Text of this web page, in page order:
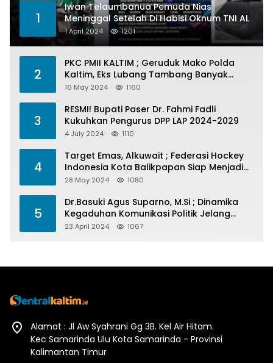
1
Iwan Telaumbanua Pemuda Nias
Meninggal Setelah Di Habisi Oknum TNI AL
1 April 2024 1201
2
PKC PMII KALTIM ; Geruduk Mako Polda
Kaltim, Eks Lubang Tambang Banyak
Menelan Korban
16 May 2024 1160
3
RESMI! Bupati Paser Dr. Fahmi Fadli
Kukuhkan Pengurus DPP LAP 2024-2029
4 July 2024 1110
4
Target Emas, Alkuwait ; Federasi Hockey
Indonesia Kota Balikpapan Siap Menjadi
Barometer Prestasi Di Kaltim
28 May 2024 1080
5
Dr.Basuki Agus Suparno, M.Si ; Dinamika
Kegaduhan Komunikasi Politik Jelang
Pesta Politik 2024
23 April 2024 1067
Alamat : Jl Aw Syahrani Gg 3B. Kel Air Hitam.
Kec Samarinda Ulu Kota Samarinda - Provinsi
Kalimantan Timur